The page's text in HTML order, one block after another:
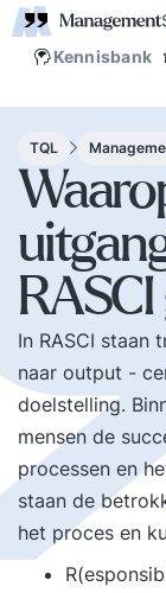
Kennisbank
TQL
In RASCI staan
naar output -
doelstelling.
mensen de
processen en
staan de
het proces en